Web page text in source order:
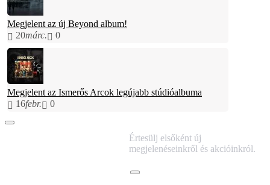
Megjelent az új Beyond album!
20márc. 0
Megjelent az Ismerős Arcok legújabb stúdióalbuma
16febr. 0
Értesülj elsőként új
megjelenéseinkről és akcióinkról.